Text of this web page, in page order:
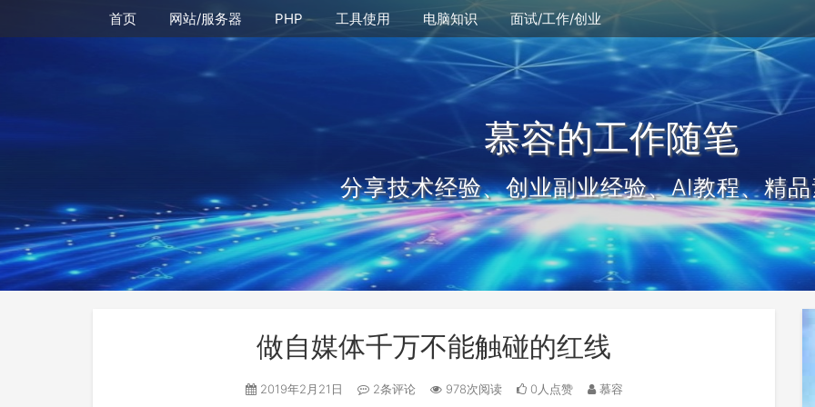
首页 网站/服务器 PHP 工具使用 电脑知识 面试/工作/创业
慕容的工作随笔
分享技术经验、创业副业经验、AI教程、精
做自媒体千万不能触碰的红线
2019年2月21日 2条评论 978次阅读 0人点赞 慕容